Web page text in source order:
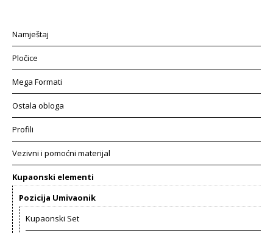
Namještaj
Pločice
Mega Formati
Ostala obloga
Profili
Vezivni i pomoćni materijal
Kupaonski elementi
Pozicija Umivaonik
Kupaonski Set